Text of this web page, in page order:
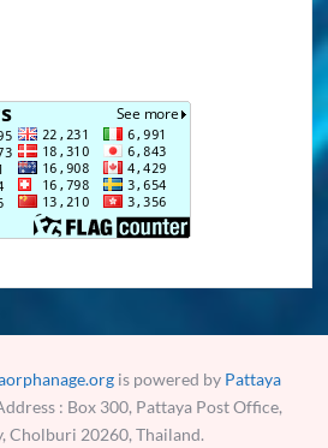
is powered by Pattaya
: Box 300, Pattaya Post Office,
Cholburi 20260, Thailand.